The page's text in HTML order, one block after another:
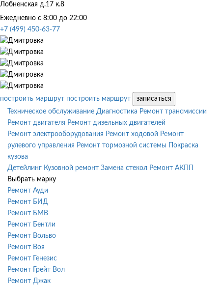
Лобненская д.17 к.8
Ежедневно с 8:00 до 22:00
+7 (499) 450-63-77
построить маршрут построить маршрут
записаться
Техническое обслуживание Диагностика Ремонт трансмиссии
Ремонт двигателя Ремонт дизельных двигателей
Ремонт электрооборудования Ремонт ходовой Ремонт
рулевого управления Ремонт тормозной системы
Покраска
кузова
Детейлинг Кузовной ремонт Замена стекол Ремонт АКПП
Выбрать марку
Ремонт Ауди
Ремонт БИД
Ремонт БМВ
Ремонт Бентли
Ремонт Вольво
Ремонт Воя
Ремонт Генезис
Ремонт Грейт Вол
Ремонт Джак